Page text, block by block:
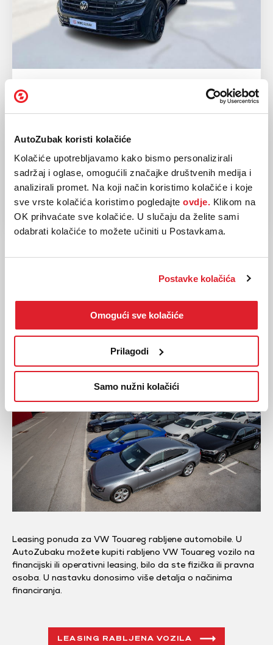
AutoZubak koristi kolačiće
Kolačiće upotrebljavamo kako bismo personalizirali
sadržaj i oglase, omogućili značajke društvenih medija i
analizirali promet. Na koji način koristimo kolačiće i koje
sve vrste kolačića koristimo pogledajte ovdje. Klikom na
OK prihvaćate sve kolačiće. U slučaju da želite sami
odabrati kolačiće to možete učiniti u Postavkama.
Postavke kolačića
Omogući sve kolačiće
Prilagodi
Samo nužni kolačići
TOUAREG 3.0 eHybrid 4motion
Hibrid
Automatski
89.900,00 EUR
Rabljeni VW Touareg na
leasing
Leasing ponuda za VW Touareg rabljene automobile. U
AutoZubaku možete kupiti rabljeno VW Touareg vozilo na
financijski ili operativni leasing, bilo da ste fizička ili pravna
osoba. U nastavku donosimo više detalja o načinima
financiranja.
LEASING RABLJENA VOZILA